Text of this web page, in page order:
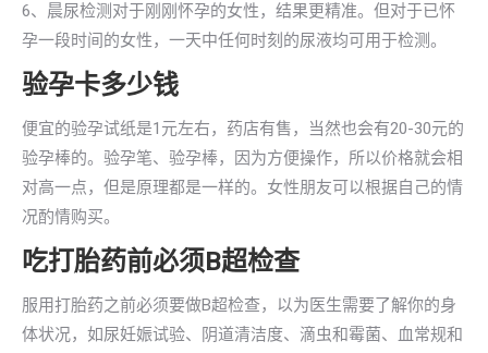
6、晨尿检测对于刚刚怀孕的女性，结果更精准。但对于已怀
孕一段时间的女性，一天中任何时刻的尿液均可用于检测。
验孕卡多少钱
便宜的验孕试纸是1元左右，药店有售，当然也会有20-30元的
验孕棒的。验孕笔、验孕棒，因为方便操作，所以价格就会相
对高一点，但是原理都是一样的。女性朋友可以根据自己的情
况酌情购买。
吃打胎药前必须B超检查
服用打胎药之前必须要做B超检查，以为医生需要了解你的身
体状况，如尿妊娠试验、阴道清洁度、滴虫和霉菌、血常规和